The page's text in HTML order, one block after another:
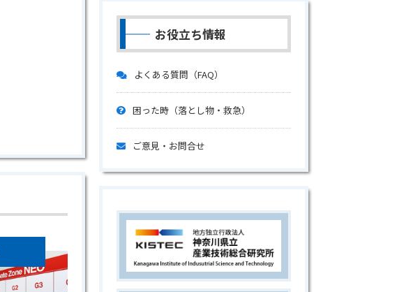
お役立ち情報
よくある質問（FAQ）
困った時（落とし物・救急）
ご意見・お問合せ